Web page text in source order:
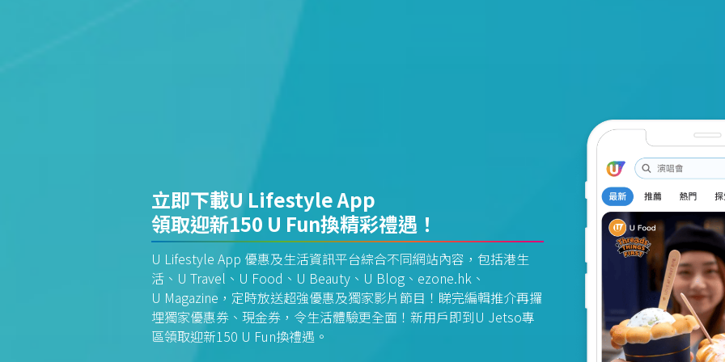
立即下載U Lifestyle App
領取迎新150 U Fun換精彩禮遇！
U Lifestyle App 優惠及生活資訊平台綜合不同網站內容，包括港生
活、U Travel、U Food、U Beauty、U Blog、ezone.hk、
U Magazine，定時放送超強優惠及獨家影片節目！睇完編輯推介再攞
埋獨家優惠券、現金券，令生活體驗更全面！新用戶即到U Jetso專
區領取迎新150 U Fun換禮遇。